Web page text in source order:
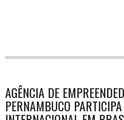
AGÊNCIA DE
PERNAMBUCO